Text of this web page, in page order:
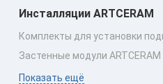
Инсталляции ARTCERAM
Комплекты для установки
Застенные модули ARTCERAM
Показать ещё